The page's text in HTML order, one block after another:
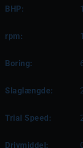
BHP:
rpm:
Boring:
Slaglængde:
Trial Speed:
Drivmiddel: